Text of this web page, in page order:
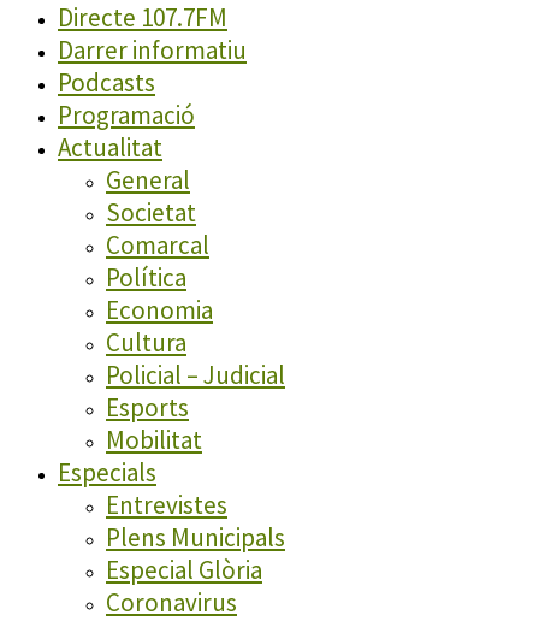
Directe 107.7FM
Darrer informatiu
Podcasts
Programació
Actualitat
General
Societat
Comarcal
Política
Economia
Cultura
Policial – Judicial
Esports
Mobilitat
Especials
Entrevistes
Plens Municipals
Especial Glòria
Coronavirus